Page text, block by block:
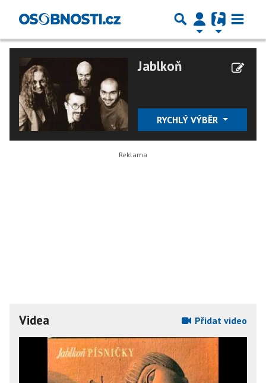
Jablkoň
RYCHLÝ VÝBĚR
Videa Přidat video